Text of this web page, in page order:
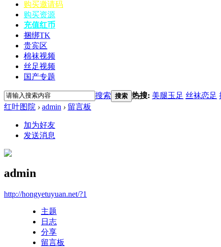
购买邀请码
购买资源
充值红币
捆绑TK
贵宾区
棉袜视频
丝足视频
国产专题
搜索 搜索 热搜: 美腿玉足 丝袜恋足
红叶图院 › admin › 留言板
加为好友
发送消息
admin
http://hongyetuyuan.net/?1
主题
日志
分享
留言板